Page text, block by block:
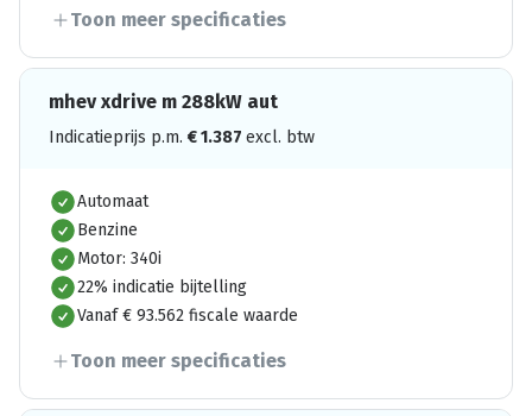
Toon meer specificaties
mhev xdrive m 288kW aut
Indicatieprijs p.m. €1.387 excl. btw
Automaat
Benzine
Motor: 340i
22% indicatie bijtelling
Vanaf € 93.562 fiscale waarde
Toon meer specificaties